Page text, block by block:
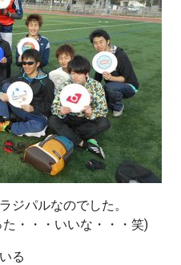
ジパルなのでした。
・・・いいな・・・笑)
る